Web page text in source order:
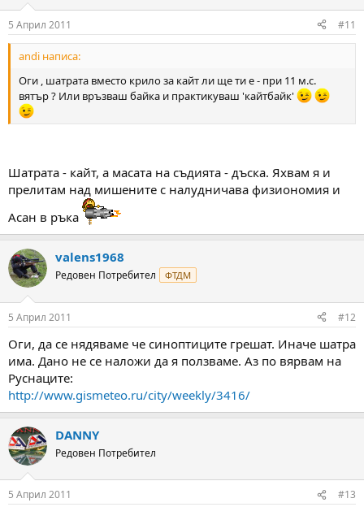
5 Април 2011 #11
andi написа:
Оги , шатрата вместо крило за кайт ли ще ти е - при 11 м.с.
вятър ? Или връзваш байка и практикуваш 'кайтбайк'
Шатрата - кайт, а масата на съдията - дъска. Яхвам я и
прелитам над мишените с налудничава физиономия и
Асан в ръка
valens1968
Редовен Потребител ФТДМ
5 Април 2011 #12
Оги, да се нядяваме че синоптиците грешат. Иначе шатра
има. Дано не се наложи да я ползваме. Аз по вярвам на
Руснаците:
http://www.gismeteo.ru/city/weekly/3416/
DANNY
Редовен Потребител
5 Април 2011 #13